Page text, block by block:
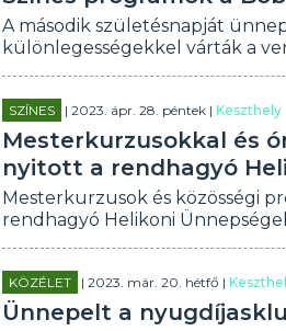
A második születésnapját
különlegességekkel várták a
SZÍNES | 2023. ápr. 28. péntek |Keszthely
Mesterkurzusokkal és
nyitott a rendhagyó
Mesterkurzusok és közösségi
rendhagyó Helikoni
KÖZÉLET | 2023. már. 20. hétfő |
Ünnepelt a